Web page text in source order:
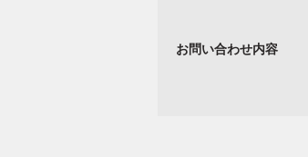
お問い合わせ内容